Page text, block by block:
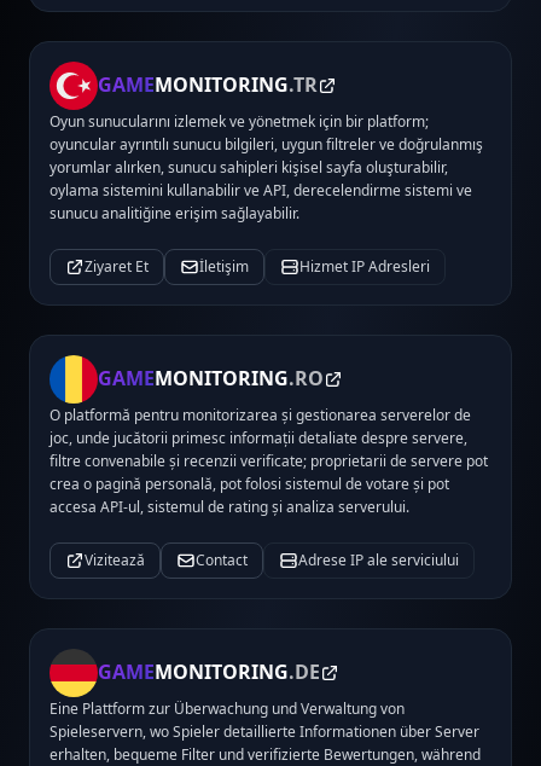
GAMEMONITORING.TR
Oyun sunucularını izlemek ve yönetmek için bir platform;
oyuncular ayrıntılı sunucu bilgileri, uygun filtreler ve doğrulanmış
yorumlar alırken, sunucu sahipleri kişisel sayfa oluşturabilir,
oylama sistemini kullanabilir ve API, derecelendirme sistemi ve
sunucu analitiğine erişim sağlayabilir.
Ziyaret Et İletişim Hizmet IP Adresleri
GAMEMONITORING.RO
O platformă pentru monitorizarea și gestionarea serverelor de
joc, unde jucătorii primesc informații detaliate despre servere,
filtre convenabile și recenzii verificate; proprietarii de servere pot
crea o pagină personală, pot folosi sistemul de votare și pot
accesa API-ul, sistemul de rating și analiza serverului.
Vizitează Contact Adrese IP ale serviciului
GAMEMONITORING.DE
Eine Plattform zur Überwachung und Verwaltung von
Spieleservern, wo Spieler detaillierte Informationen über Server
erhalten, bequeme Filter und verifizierte Bewertungen, während